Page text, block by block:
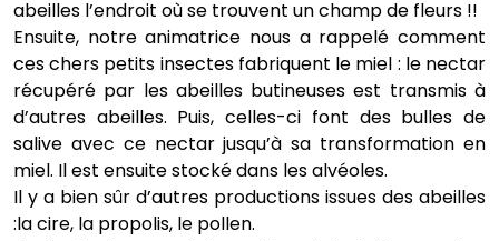
abeilles l’endroit où se trouvent un champ de fleurs !!
Ensuite, notre animatrice nous a rappelé comment
ces chers petits insectes fabriquent le miel : le nectar
récupéré par les abeilles butineuses est transmis à
d’autres abeilles. Puis, celles-ci font des bulles de
salive avec ce nectar jusqu’à sa transformation en
miel. Il est ensuite stocké dans les alvéoles.
Il y a bien sûr d’autres productions issues des abeilles
:la cire, la propolis, le pollen.